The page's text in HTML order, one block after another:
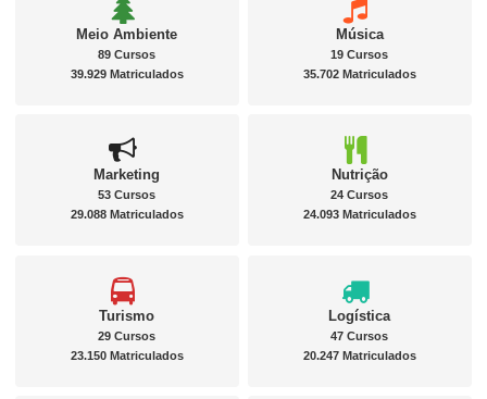
Meio Ambiente
89 Cursos
39.929 Matriculados
Música
19 Cursos
35.702 Matriculados
Marketing
53 Cursos
29.088 Matriculados
Nutrição
24 Cursos
24.093 Matriculados
Turismo
29 Cursos
23.150 Matriculados
Logística
47 Cursos
20.247 Matriculados